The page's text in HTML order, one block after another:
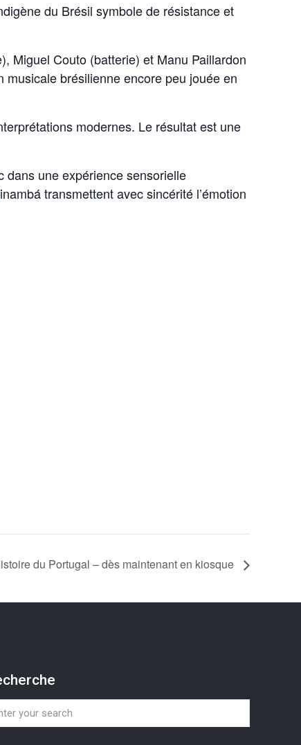
du Brésil symbole de résistance et
Miguel Couto (batterie) et Manu Paillardon
brésilienne encore peu jouée en
modernes. Le résultat est une
dans une expérience sensorielle
transmettent avec sincérité l’émotion
du Portugal – dès maintenant en kiosque